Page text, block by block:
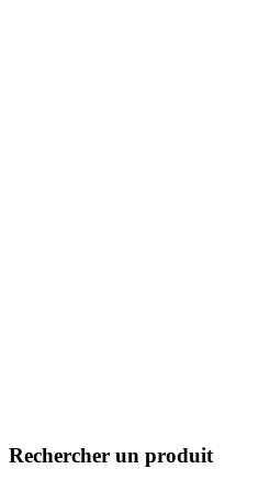
Rechercher un produit